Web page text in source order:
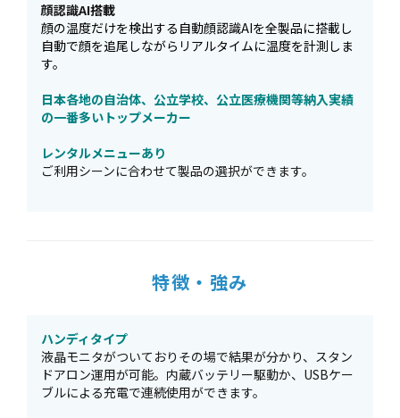
顔認識AI搭載
顔の温度だけを検出する自動顔認識AIを全製品に搭載し
自動で顔を追尾しながらリアルタイムに温度を計測しま
す。
日本各地の自治体、公立学校、公立医療機関等納入実績
の一番多いトップメーカー
レンタルメニューあり
ご利用シーンに合わせて製品の選択ができます。
特徴・強み
ハンディタイプ
液晶モニタがついておりその場で結果が分かり、スタン
ドアロン運用が可能。内蔵バッテリー駆動か、USBケー
ブルによる充電で連続使用ができます。